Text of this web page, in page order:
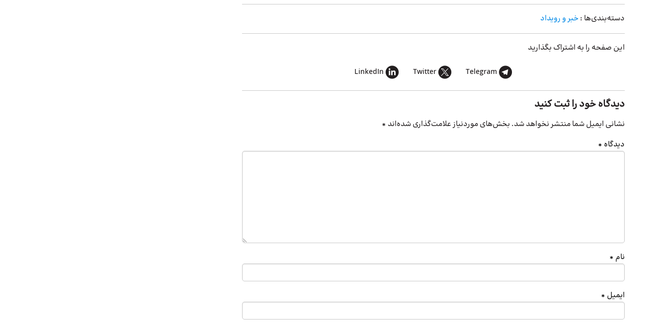
دسته‌بندی‌ها :خبر و رویداد
این صفحه را به اشتراک بگذارید
Telegram
Twitter
LinkedIn
دیدگاه خود را ثبت کنید
نشانی ایمیل شما منتشر نخواهد شد. بخش‌های موردنیاز علامت‌گذاری شده‌اند *
دیدگاه *
نام *
ایمیل *